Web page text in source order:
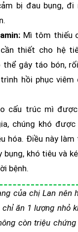
bị đau bụng, đi
Mì tôm thiếu
thiết cho hệ
thể gây táo bón,
hồi phục viêm
cấu trúc mì được
chúng khó được
hóa. Điều này làm
bụng, khó tiêu và
bệnh.
của chị Lan nên
ăn 1 lượng nhỏ
còn triệu